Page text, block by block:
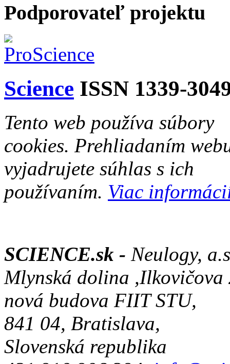
Podporovateľ projektu
Science ISSN 1339-
Tento web používa súbory
cookies. Prehliadaním
vyjadrujete súhlas s ich
používaním. Viac
SCIENCE.sk - Neulogy,
Mlynská dolina ,Ilkovičova
nová budova FIIT STU,
841 04, Bratislava,
Slovenská republika